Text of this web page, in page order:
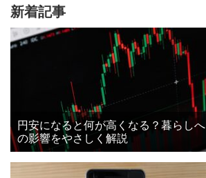
新着記事
円安になると何が高くなる？暮らしへ
の影響をやさしく解説